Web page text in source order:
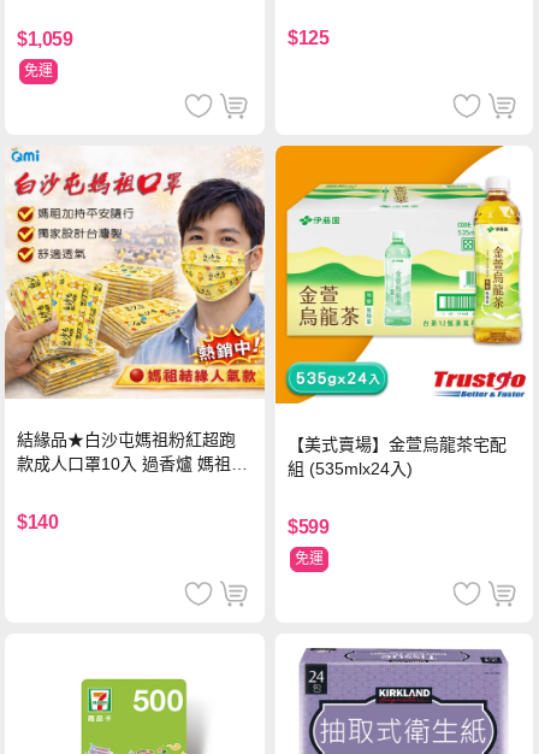
$1,059
免運
$125
結緣品★白沙屯媽祖粉紅超跑
款成人口罩10入 過香爐 媽祖加
$140
【美式賣場】金萱烏龍茶宅配
組 (535mlx24入)
$599
免運